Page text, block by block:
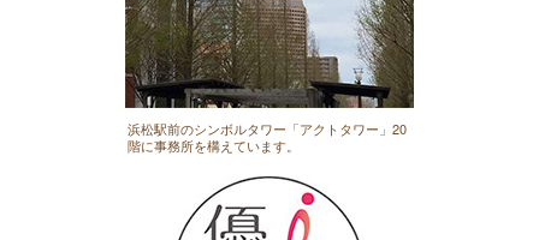
浜松駅前のシンボルタワー「アクトタワー」20
階に事務所を構えています。